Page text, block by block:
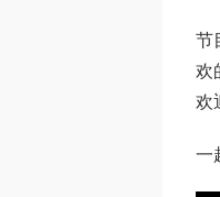
节
欢
欢
一